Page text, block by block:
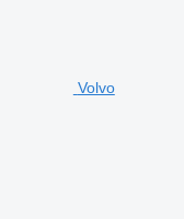
Volvo